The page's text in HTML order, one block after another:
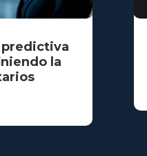
predictiva
la